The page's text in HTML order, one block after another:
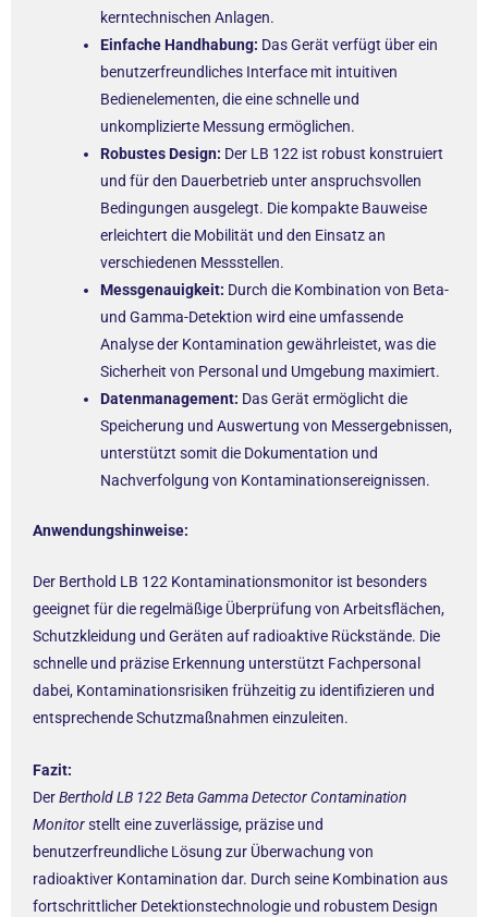
kerntechnischen Anlagen.
Einfache Handhabung: Das Gerät verfügt über ein
benutzerfreundliches Interface mit intuitiven
Bedienelementen, die eine schnelle und
unkomplizierte Messung ermöglichen.
Robustes Design: Der LB 122 ist robust konstruiert
und für den Dauerbetrieb unter anspruchsvollen
Bedingungen ausgelegt. Die kompakte Bauweise
erleichtert die Mobilität und den Einsatz an
verschiedenen Messstellen.
Messgenauigkeit: Durch die Kombination von Beta-
und Gamma-Detektion wird eine umfassende
Analyse der Kontamination gewährleistet, was die
Sicherheit von Personal und Umgebung maximiert.
Datenmanagement: Das Gerät ermöglicht die
Speicherung und Auswertung von Messergebnissen,
unterstützt somit die Dokumentation und
Nachverfolgung von Kontaminationsereignissen.
Anwendungshinweise:
Der Berthold LB 122 Kontaminationsmonitor ist besonders
geeignet für die regelmäßige Überprüfung von Arbeitsflächen,
Schutzkleidung und Geräten auf radioaktive Rückstände. Die
schnelle und präzise Erkennung unterstützt Fachpersonal
dabei, Kontaminationsrisiken frühzeitig zu identifizieren und
entsprechende Schutzmaßnahmen einzuleiten.
Fazit:
DerBerthold LB 122 Beta Gamma Detector Contamination
Monitorstellt eine zuverlässige, präzise und
benutzerfreundliche Lösung zur Überwachung von
radioaktiver Kontamination dar. Durch seine Kombination aus
fortschrittlicher Detektionstechnologie und robustem Design